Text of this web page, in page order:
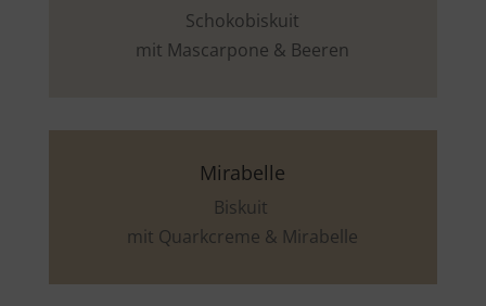
Schokobiskuit
mit Mascarpone & Beeren
Mirabelle
Biskuit
mit Quarkcreme & Mirabelle